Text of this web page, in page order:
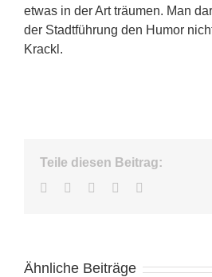
etwas in der Art träumen. Man
der Stadtführung den Humor
Krackl.
Teile diesen Beitrag:
Facebook
TwitterLinkedInWhatsApp
Ähnliche Beiträge